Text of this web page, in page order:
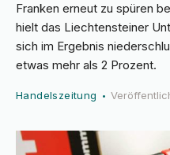
Franken erneut zu spüren
hielt das Liechtensteiner
sich im Ergebnis
etwas mehr als 2 Prozent.
Handelszeitung •